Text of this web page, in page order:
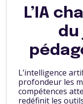
L’IA
du
L’intelligence
profondeur les
compétences
redéfinit les